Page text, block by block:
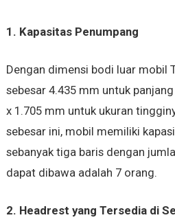
1. Kapasitas Penumpang
Dengan dimensi bodi luar mobil
sebesar 4.435 mm untuk
x 1.705 mm untuk ukuran
sebesar ini, mobil memiliki
sebanyak tiga baris dengan
dapat dibawa adalah 7 orang.
2. Headrest yang Tersedia di